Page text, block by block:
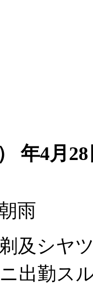
年4月
雨
及シヤ
出勤ス